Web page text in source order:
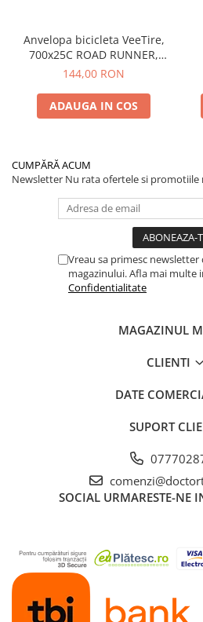
Anvelopa bicicleta VeeTire,
700x25C ROAD RUNNER,
VRB-308 BKS, 90TPI, CC
Thailanda
144,00 RON
ADAUGA IN COS
CUMPĂRĂ ACUM
Newsletter Nu rata ofertele si promotiile
Vreau sa primesc
magazinului. Afla mai multe
Confidentialitate
MAGAZINUL
CLIENTI
DATE
SUPORT
SOCIAL URMARESTE-NE